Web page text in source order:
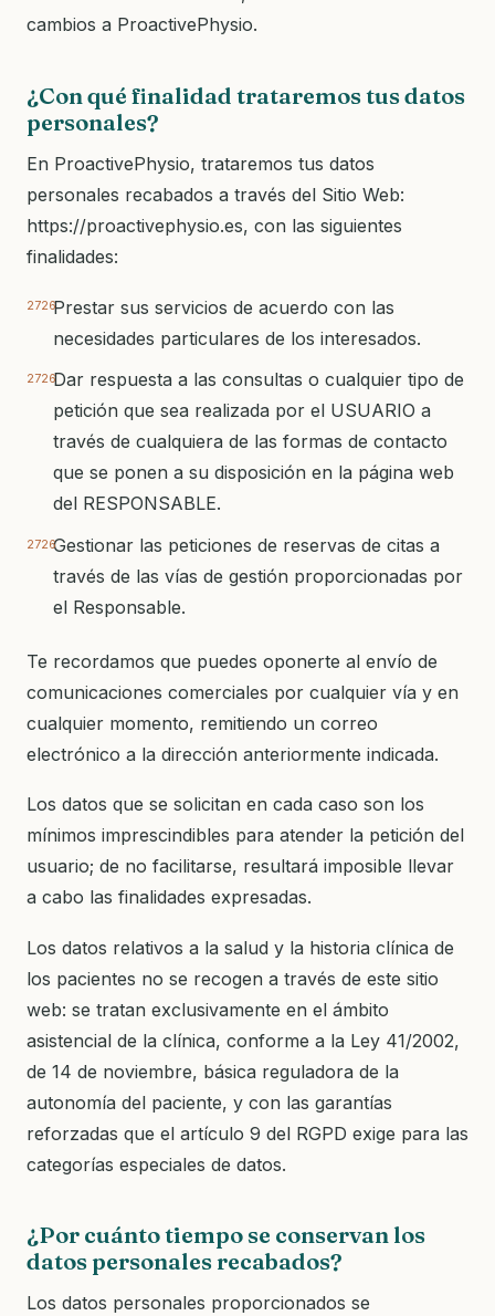
cambios a ProactivePhysio.
¿Con qué finalidad trataremos tus datos
personales?
En ProactivePhysio, trataremos tus datos
personales recabados a través del Sitio Web:
https://proactivephysio.es, con las siguientes
finalidades:
Prestar sus servicios de acuerdo con las
necesidades particulares de los interesados.
Dar respuesta a las consultas o cualquier tipo de
petición que sea realizada por el USUARIO a
través de cualquiera de las formas de contacto
que se ponen a su disposición en la página web
del RESPONSABLE.
Gestionar las peticiones de reservas de citas a
través de las vías de gestión proporcionadas por
el Responsable.
Te recordamos que puedes oponerte al envío de
comunicaciones comerciales por cualquier vía y en
cualquier momento, remitiendo un correo
electrónico a la dirección anteriormente indicada.
Los datos que se solicitan en cada caso son los
mínimos imprescindibles para atender la petición del
usuario; de no facilitarse, resultará imposible llevar
a cabo las finalidades expresadas.
Los datos relativos a la salud y la historia clínica de
los pacientes no se recogen a través de este sitio
web: se tratan exclusivamente en el ámbito
asistencial de la clínica, conforme a la Ley 41/2002,
de 14 de noviembre, básica reguladora de la
autonomía del paciente, y con las garantías
reforzadas que el artículo 9 del RGPD exige para las
categorías especiales de datos.
¿Por cuánto tiempo se conservan los
datos personales recabados?
Los datos personales proporcionados se